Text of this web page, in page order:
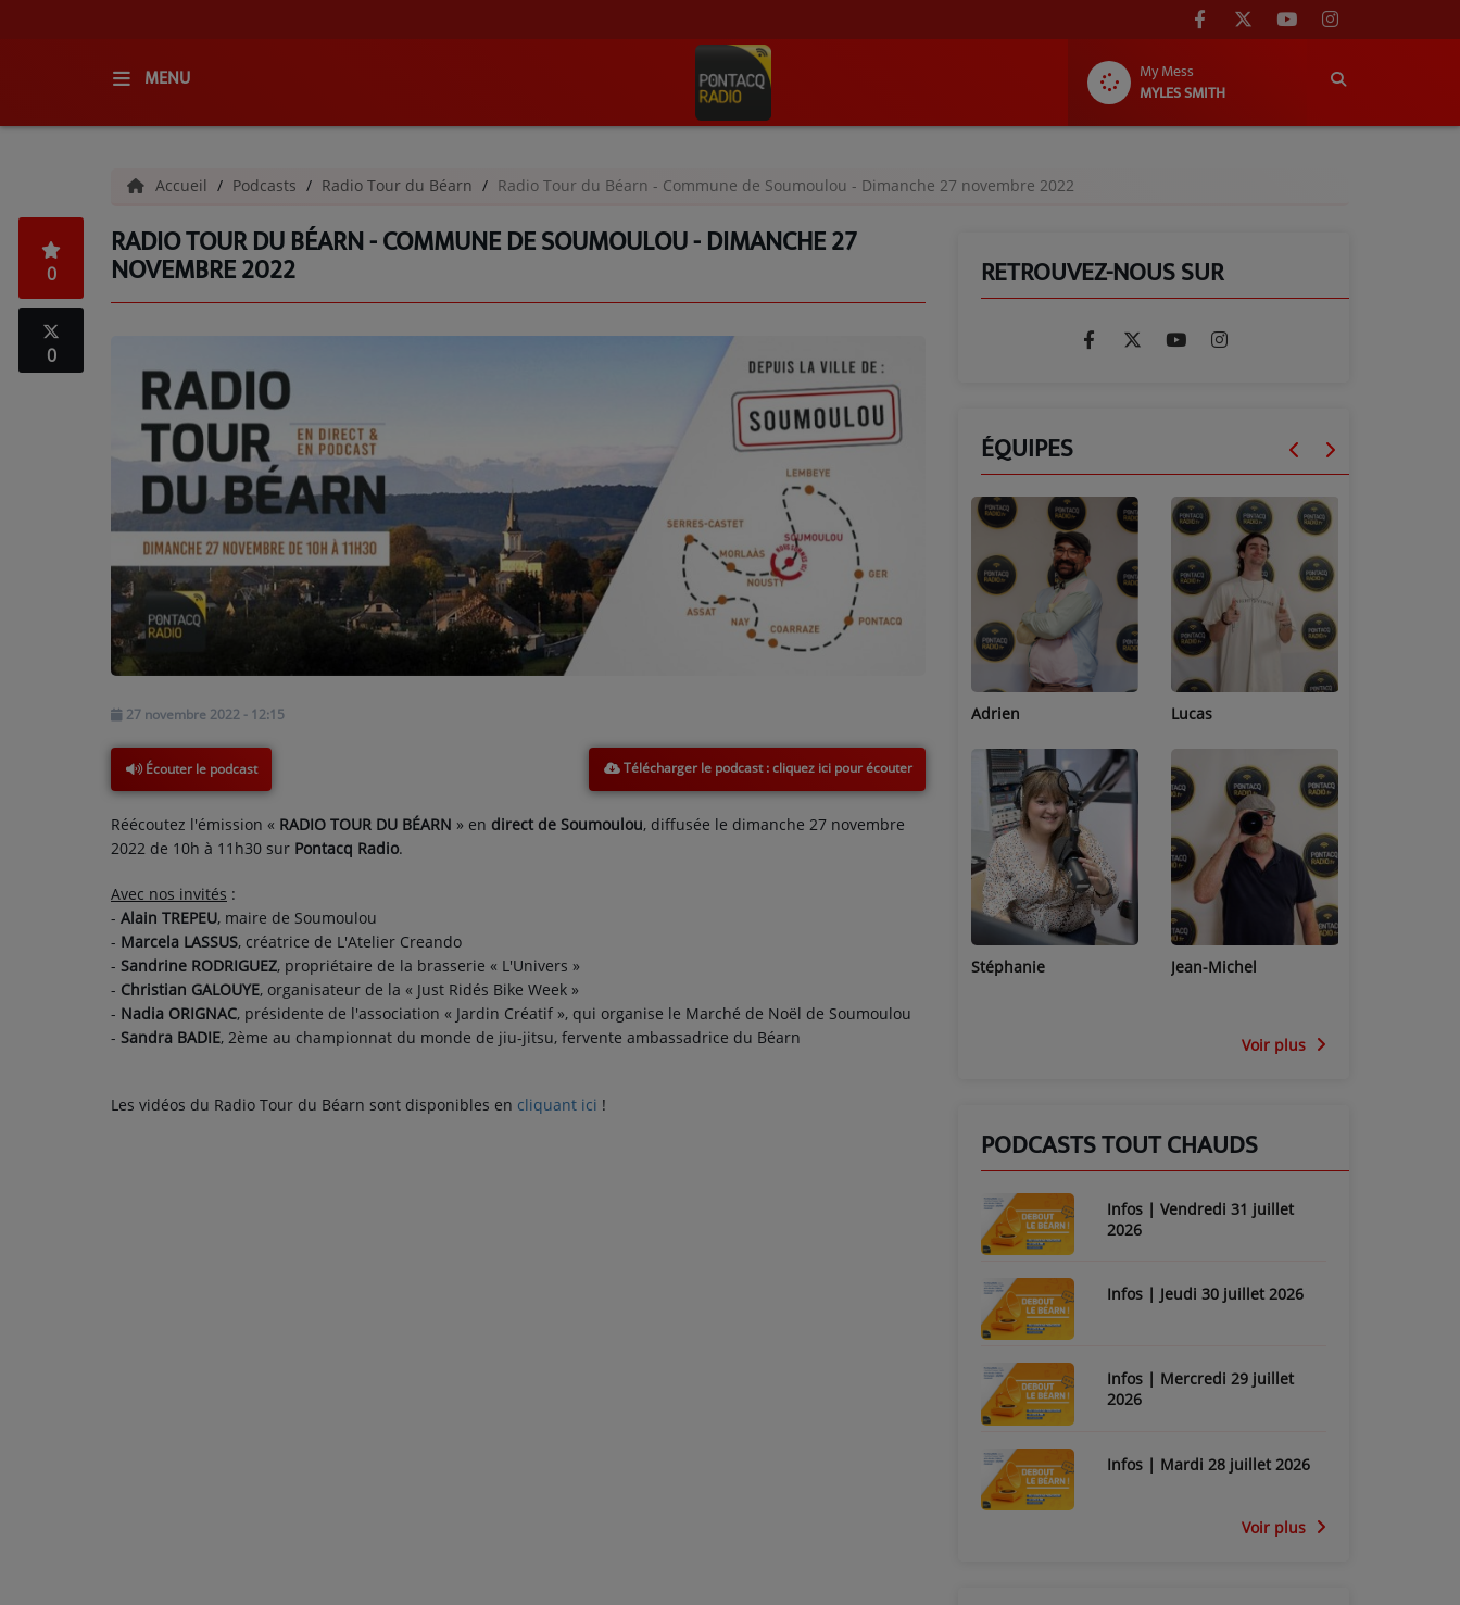
MENU
My Mess
MYLES SMITH
QUI SOMMES-NOUS ?
GRILLE DES PROGRAMMES
C'ÉTAIT QUOI CE TITRE ?
PODCASTS - SAISON 2026/2027
NOS PROGRAMMES COURTS
ARCHIVES - SAISONS PASSÉES
VOS ÉMISSIONS EN IMAGES
ANNONCEURS & ESPACE PRO
VOTRE PUBLICITÉ SUR PONTACQ RADIO
L'INFORMATION
EN QUOI ÇA CONSISTE ?
ÉCOUTEZ LES PRODUCTIONS
Accueil Podcasts Radio Tour du Béarn Radio Tour du Béarn - Commune de Soumoulou - Dimanche 27 novembre 2022
RADIO TOUR DU BÉARN - COMMUNE DE SOUMOULOU - DIMANCHE 27
NOVEMBRE 2022
0
0
27 novembre 2022 - 12:15
Écouter le podcast Télécharger le podcast
Réécoutez l'émission « RADIO TOUR DU BÉARN » en direct de Soumoulou, diffusée le dimanche 27 novembre
2022 de 10h à 11h30 sur Pontacq Radio.
Avec nos invités :
- Alain TREPEU, maire de Soumoulou
- Marcela LASSUS, créatrice de L'Atelier Creando
- Sandrine RODRIGUEZ, propriétaire de la brasserie « L'Univers »
- Christian GALOUYE, organisateur de la « Just Ridés Bike Week »
- Nadia ORIGNAC, présidente de l'association « Jardin Créatif », qui organise le Marché de Noël de Soumoulou
- Sandra BADIE, 2ème au championnat du monde de jiu-jitsu, fervente ambassadrice du Béarn
Les vidéos du Radio Tour du Béarn sont disponibles en cliquant ici !
RETROUVEZ-NOUS SUR
ÉQUIPES
Adrien
Stéphanie
Lucas
Jean-Michel
Voir plus
PODCASTS TOUT CHAUDS
Infos | Vendredi 31 juillet
2026
Infos | Jeudi 30 juillet 2026
Infos | Mercredi 29 juillet
2026
Infos | Mardi 28 juillet 2026
Voir plus